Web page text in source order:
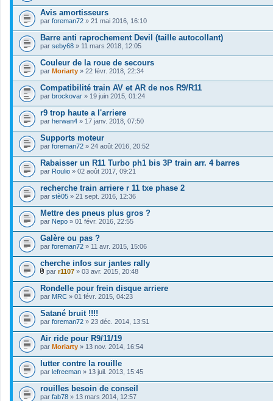
Avis amortisseurs
par foreman72 » 21 mai 2016, 16:10
Barre anti raprochement Devil (taille autocollant)
par seby68 » 11 mars 2018, 12:05
Couleur de la roue de secours
par Moriarty » 22 févr. 2018, 22:34
Compatibilité train AV et AR de nos R9/R11
par brockovar » 19 juin 2015, 01:24
r9 trop haute a l'arriere
par herwan4 » 17 janv. 2018, 07:50
Supports moteur
par foreman72 » 24 août 2016, 20:52
Rabaisser un R11 Turbo ph1 bis 3P train arr. 4 barres
par Roulio » 02 août 2017, 09:21
recherche train arriere r 11 txe phase 2
par stè05 » 21 sept. 2016, 12:36
Mettre des pneus plus gros ?
par Nepo » 01 févr. 2016, 22:55
Galère ou pas ?
par foreman72 » 11 avr. 2015, 15:06
cherche infos sur jantes rally
F
i
c
h
i
e
r
s
)
j
o
i
n
t
(
s
par r1107 » 03 avr. 2015, 20:48
Rondelle pour frein disque arriere
par MRC » 01 févr. 2015, 04:23
Satané bruit !!!!
par foreman72 » 23 déc. 2014, 13:51
Air ride pour R9/11/19
par Moriarty » 13 nov. 2014, 16:54
lutter contre la rouille
par lefreeman » 13 juil. 2013, 15:45
rouilles besoin de conseil
par fab78 » 13 mars 2014, 12:57